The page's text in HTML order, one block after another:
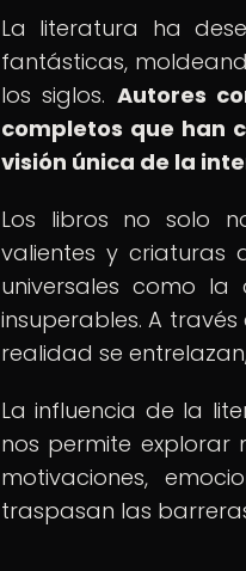
La literatura ha
fantásticas,
los siglos. Autores
completos que han
visión única de la
Los libros no solo
valientes y criaturas
universales como
insuperables. A
realidad se
La influencia de la
nos permite explorar
motivaciones,
traspasan las